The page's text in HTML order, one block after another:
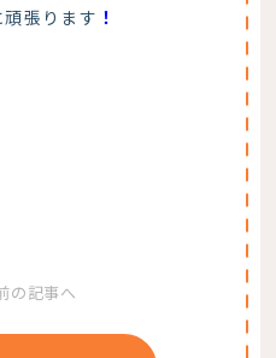
張ります ！
の記事へ